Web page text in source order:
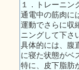
１．トレーニン
通電中の筋肉に
運動でさらに収
ニングして下さ
具体的には、腹
に寝た状態がベ
特に、皮下脂肪